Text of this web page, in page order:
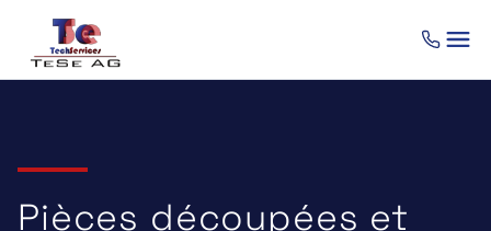
Pièces découpées et